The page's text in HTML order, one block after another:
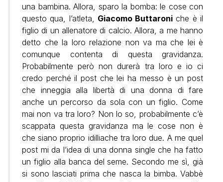
una bambina. Allora, sparo la bomba: le cose con
questo qua, l’atleta, Giacomo Buttaroni che è il
figlio di un allenatore di calcio. Allora, a me hanno
detto che la loro relazione non va ma che lei è
comunque contenta di questa gravidanza.
Probabilmente però non durerà tra loro e io ci
credo perché il post che lei ha messo è un post
che inneggia alla libertà di una donna di fare
anche un percorso da sola con un figlio. Come
mai non va tra loro? Non lo so, probabilmente c’è
scappata questa gravidanza ma le cose non è
che siano proprio idilliache tra loro due. A me quel
post mi da l’idea di una donna single che ha fatto
un figlio alla banca del seme. Secondo me sì, già
si sono lasciati prima che nasca la bimba. Vabbè